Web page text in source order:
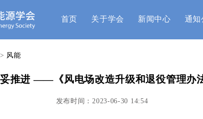
首页 关于学会 新闻中心 通知
> 风能
推进 ——《风电场改造升级和退役管理办
发布时间：2023-06-30 14:54